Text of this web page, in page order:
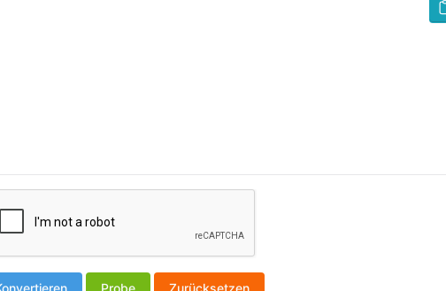
Probe Zurücksetzen